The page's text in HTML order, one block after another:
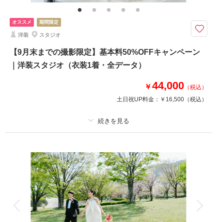
オススメ 期間限定
洋装 スタジオ
【9月末までの撮影限定】基本料50%OFFキャンペーン
｜洋装スタジオ（衣装1着・全データ）
￥44,000 （税込）
土日祝UP料金： ￥16,500 （税込）
撮影料 新婦衣装1着 新郎衣装1着
着付け ヘアメイク 小物一式
アルバム データ 50 カット 台紙付写真
衣装追加 会食 挙式
家族と撮影 家族用衣装レンタル ペットと撮影